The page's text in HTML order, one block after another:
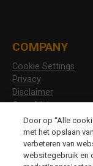
COMPANY
Cookie Settings
Privacy
Disclaimer
Over Allshoes
Vacatures
Door op “Alle
met het opslaan
verbeteren van
websitegebruik en